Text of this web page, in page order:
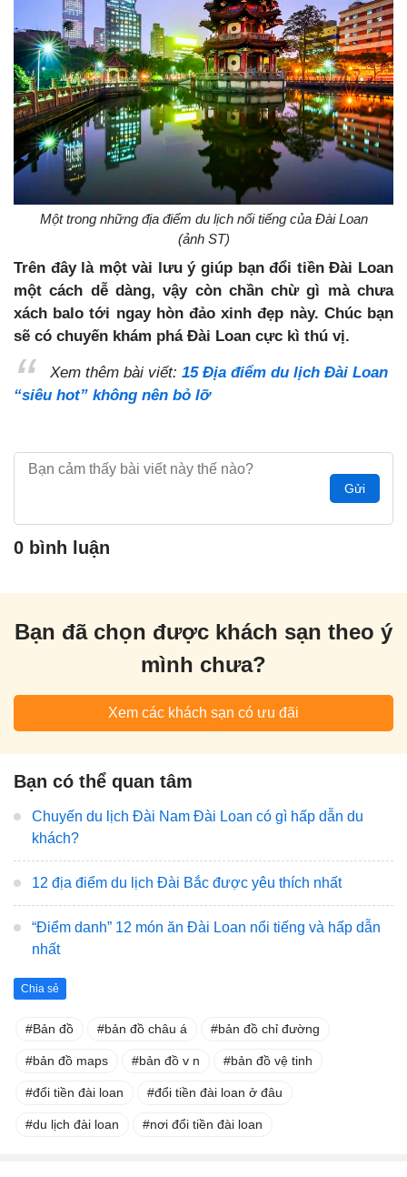
Một trong những địa điểm du lịch nổi tiếng của Đài Loan
(ảnh ST)
Trên đây là một vài lưu ý giúp bạn đổi tiền Đài Loan
một cách dễ dàng, vậy còn chần chừ gì mà chưa
xách balo tới ngay hòn đảo xinh đẹp này. Chúc bạn
sẽ có chuyến khám phá Đài Loan cực kì thú vị.
Xem thêm bài viết: 15 Địa điểm du lịch Đài Loan
“siêu hot” không nên bỏ lỡ
Gửi
0 bình luận
Bạn đã chọn được khách sạn theo ý
mình chưa?
Xem các khách sạn có ưu đãi
Bạn có thể quan tâm
Chuyến du lịch Đài Nam Đài Loan có gì hấp dẫn du
khách?
12 địa điểm du lịch Đài Bắc được yêu thích nhất
“Điểm danh” 12 món ăn Đài Loan nổi tiếng và hấp dẫn
nhất
Chia sẻ
Bản đồ bản đồ châu á bản đồ chỉ đường
bản đồ maps bản đồ v n bản đồ vệ tinh
đổi tiền đài loan đổi tiền đài loan ở đâu
du lịch đài loan nơi đổi tiền đài loan